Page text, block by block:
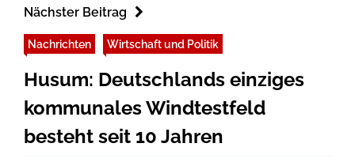
Nächster Beitrag
Nachrichten Wirtschaft und Politik
Husum: Deutschlands einziges
kommunales Windtestfeld
besteht seit 10 Jahren